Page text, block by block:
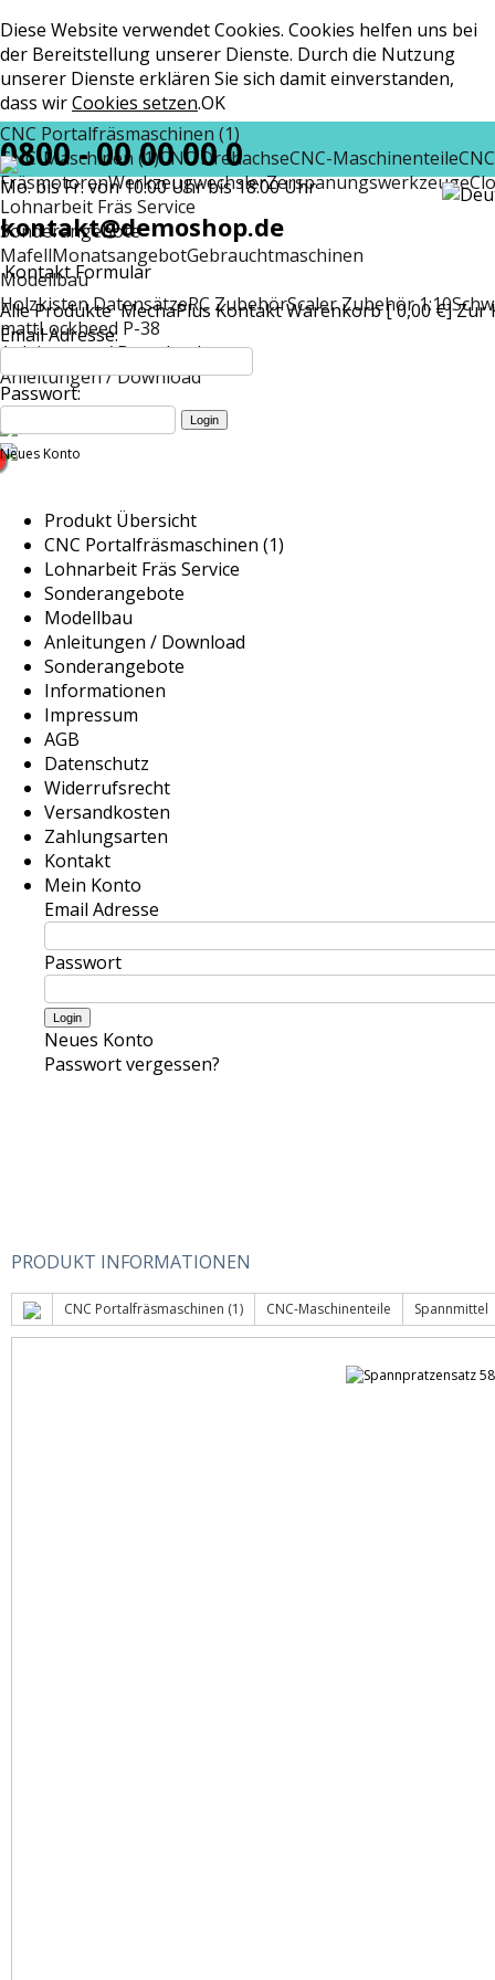
Diese Website verwendet Cookies. Cookies helfen uns bei
der Bereitstellung unserer Dienste. Durch die Nutzung
unserer Dienste erklären Sie sich damit einverstanden,
dass wirCookies setzen.OK
CNC Portalfräsmaschinen (1)
CNC-Maschinen (1)CNC DrehachseCNC-Maschinenteile
FräsmotorenWerkzeugwechslerZerspanungswerkzeuge
Lohnarbeit Fräs Service
Sonderangebote
MafellMonatsangebotGebrauchtmaschinen
Modellbau
Holzkisten DatensätzeRC ZubehörScaler Zubehör 1:10
mattLockheed P-38
Anleitungen / Download
Anleitungen / Download
0800 - 00 00 00 0
Mo. bis Fr. von 10:00 Uhr bis 18:00 Uhr
kontakt@demoshop.de
Kontakt Formular
Alle Produkte MechaPlus KontaktWarenkorb [ 0,00 €]Zur
Email Adresse:
Passwort:
Neues Konto
Produkt Übersicht
CNC Portalfräsmaschinen (1)
Lohnarbeit Fräs Service
Sonderangebote
Modellbau
Anleitungen / Download
Sonderangebote
Informationen
Impressum
AGB
Datenschutz
Widerrufsrecht
Versandkosten
Zahlungsarten
Kontakt
Mein Konto
Email Adresse
Passwort
Neues Konto
Passwort vergessen?
PRODUKT INFORMATIONEN
CNC Portalfräsmaschinen (1) CNC-Maschinenteile Spannmittel